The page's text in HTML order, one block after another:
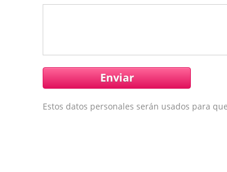
Estos datos personales serán usados para